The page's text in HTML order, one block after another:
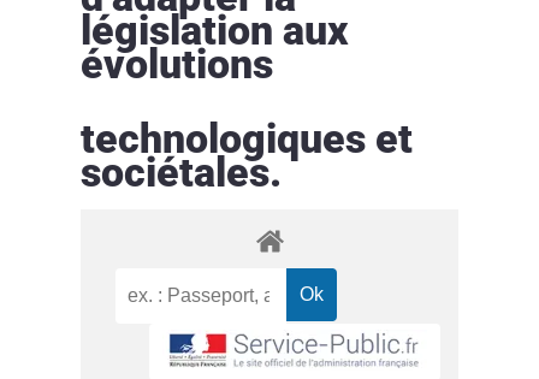
législation aux
évolutions
technologiques et
sociétales.